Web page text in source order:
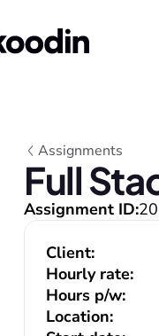
Assignments
Full
Assignment ID:
Client:
Hourly rate:
Hours p/w:
Location: